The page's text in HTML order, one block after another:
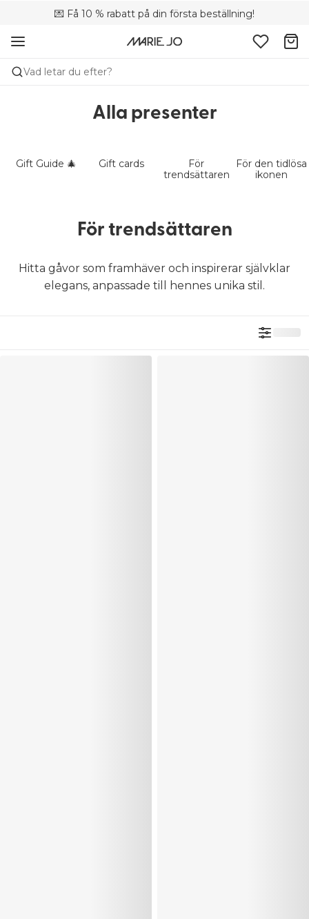
💌 Få 10 % rabatt på din första beställning!
🚚 Fri leverans vid köp över 699 SEK
📦 Kostnadsfria returer
Vad letar du efter?
Alla presenter
Gift Guide 🎄 Gift cards
För
trendsättaren
För den tidlösa
ikonen
För trendsättaren
Hitta gåvor som framhäver och inspirerar självklar
elegans, anpassade till hennes unika stil.